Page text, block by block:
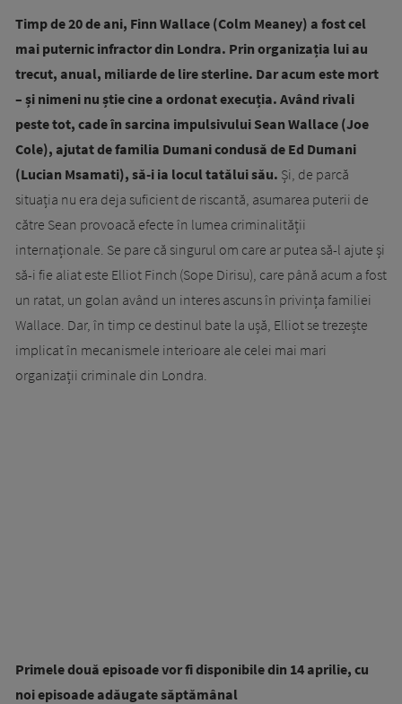
Timp de 20 de ani, Finn Wallace (Colm Meaney) a fost cel
mai puternic infractor din Londra. Prin organizația lui au
trecut, anual, miliarde de lire sterline. Dar acum este mort
– și nimeni nu știe cine a ordonat execuția. Având rivali
peste tot, cade în sarcina impulsivului Sean Wallace (Joe
Cole), ajutat de familia Dumani condusă de Ed Dumani
(Lucian Msamati), să-i ia locul tatălui său. Și, de parcă
situația nu era deja suficient de riscantă, asumarea puterii de
către Sean provoacă efecte în lumea criminalității
internaționale. Se pare că singurul om care ar putea să-l ajute și
să-i fie aliat este Elliot Finch (Sope Dirisu), care până acum a fost
un ratat, un golan având un interes ascuns în privința familiei
Wallace. Dar, în timp ce destinul bate la ușă, Elliot se trezește
implicat în mecanismele interioare ale celei mai mari
organizații criminale din Londra.
Primele două episoade vor fi disponibile din 14 aprilie, cu
noi episoade adăugate săptămânal